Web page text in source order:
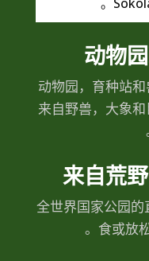
动物
动物园，育种站和
来自野兽，大象
来自荒
全世界国家公园
食或放